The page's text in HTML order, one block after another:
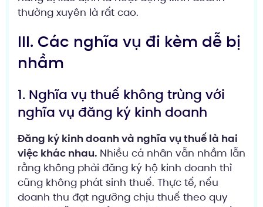
thường xuyên là rất cao.
III. Các nghĩa vụ đi kèm dễ bị
nhầm
1. Nghĩa vụ thuế không trùng với
nghĩa vụ đăng ký kinh doanh
Đăng ký kinh doanh và nghĩa vụ thuế là hai
việc khác nhau. Nhiều cá nhân vẫn nhầm lẫn
rằng không phải đăng ký hộ kinh doanh thì
cũng không phát sinh thuế. Thực tế, nếu
doanh thu đạt ngưỡng chịu thuế theo quy